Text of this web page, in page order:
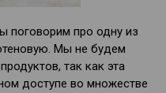
поговорим про одну из
Мы не будем
так как эта
доступе во множестве